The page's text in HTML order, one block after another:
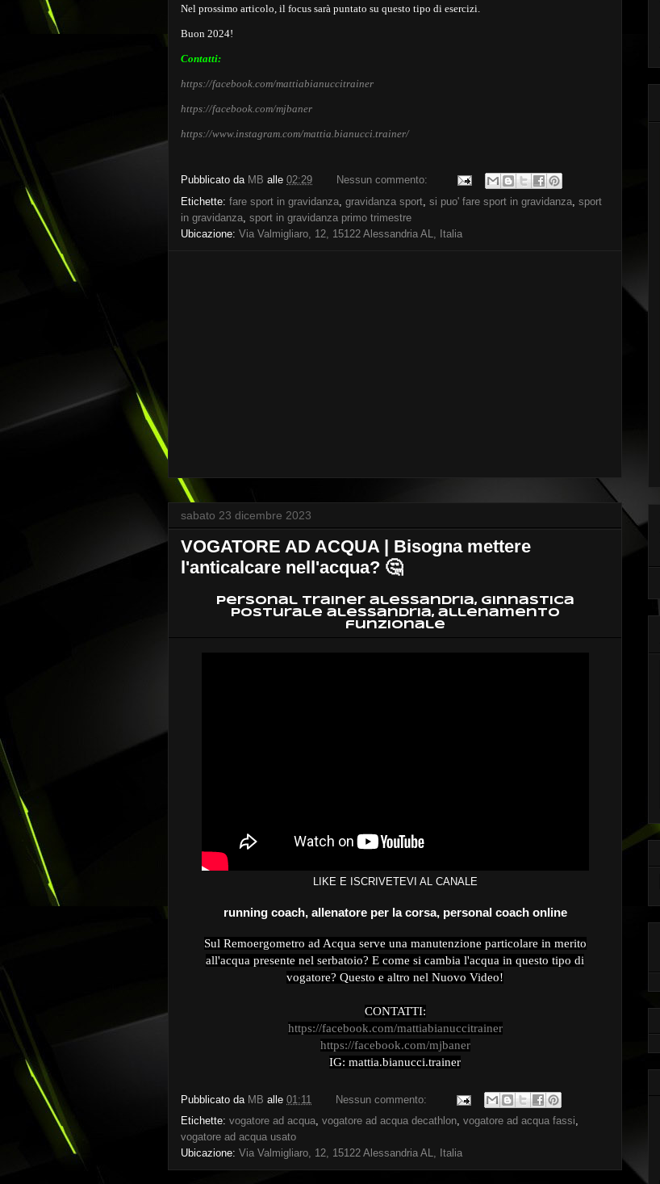
Nel prossimo articolo, il focus sarà puntato su questo tipo di esercizi.
Buon 2024!
Contatti:
https://facebook.com/mattiabianuccitrainer
https://facebook.com/mjbaner
https://www.instagram.com/mattia.bianucci.trainer/
Pubblicato da MB alle 02:29
Nessun commento:
Etichette: fare sport in gravidanza, gravidanza sport, si puo' fare sport in gravidanza, sport
in gravidanza, sport in gravidanza primo trimestre
Ubicazione: Via Valmigliaro, 12, 15122 Alessandria AL, Italia
sabato 23 dicembre 2023
VOGATORE AD ACQUA | Bisogna mettere
l'anticalcare nell'acqua? 🤔
personal trainer alessandria, ginnastica
posturale alessandria, allenamento
funzionale
LIKE E ISCRIVETEVI AL CANALE
running coach, allenatore per la corsa, personal coach online
Sul Remoergometro ad Acqua serve una manutenzione particolare in merito
all'acqua presente nel serbatoio? E come si cambia l'acqua in questo tipo di
vogatore? Questo e altro nel Nuovo Video!
CONTATTI:
https://facebook.com/mattiabianuccitrainer
https://facebook.com/mjbaner
IG: mattia.bianucci.trainer
Pubblicato da MB alle 01:11
Nessun commento:
Etichette: vogatore ad acqua, vogatore ad acqua decathlon, vogatore ad acqua fassi,
vogatore ad acqua usato
Ubicazione: Via Valmigliaro, 12, 15122 Alessandria AL, Italia